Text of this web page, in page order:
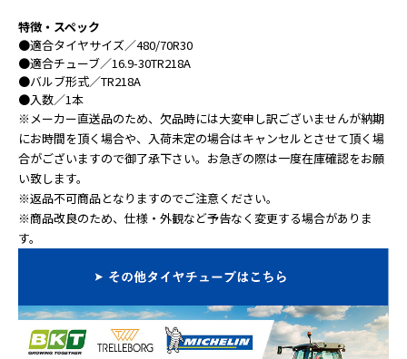
特徴・スペック
●適合タイヤサイズ／480/70R30
●適合チューブ／16.9-30TR218A
●バルブ形式／TR218A
●入数／1本
※メーカー直送品のため、欠品時には大変申し訳ございませんが納期
にお時間を頂く場合や、入荷未定の場合はキャンセルとさせて頂く場
合がございますので御了承下さい。お急ぎの際は一度在庫確認をお願
い致します。
※返品不可商品となりますのでご注意ください。
※商品改良のため、仕様・外観など予告なく変更する場合がありま
す。